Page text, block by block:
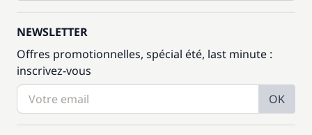
NEWSLETTER
Offres promotionnelles, spécial été, last minute :
inscrivez-vous
OK